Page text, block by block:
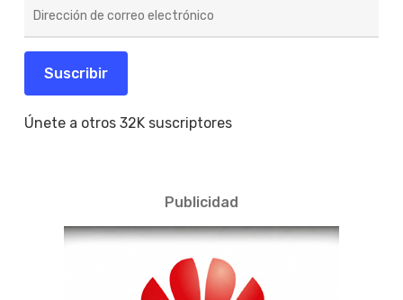
electrónico
Suscribir
Únete a otros 32K suscriptores
Publicidad